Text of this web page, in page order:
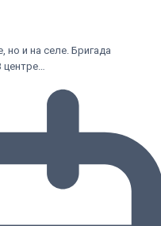
но и на селе. Бригада